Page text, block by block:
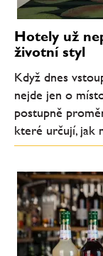
Hotely už
životní styl
Když dnes
nejde jen o
postupně
které určují, jak